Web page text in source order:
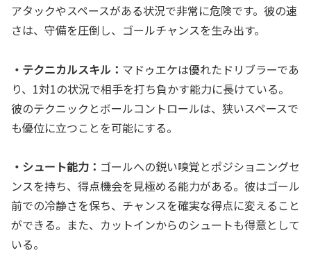
アタックやスペースがある状況で非常に危険です。彼の速
さは、守備を圧倒し、ゴールチャンスを生み出す。
・テクニカルスキル： マドゥエケは優れたドリブラーであ
り、1対1の状況で相手を打ち負かす能力に長けている。
彼のテクニックとボールコントロールは、狭いスペースで
も優位に立つことを可能にする。
・シュート能力： ゴールへの鋭い嗅覚とポジショニングセ
ンスを持ち、得点機会を見極める能力がある。彼はゴール
前での冷静さを保ち、チャンスを確実な得点に変えること
ができる。また、カットインからのシュートも得意として
いる。